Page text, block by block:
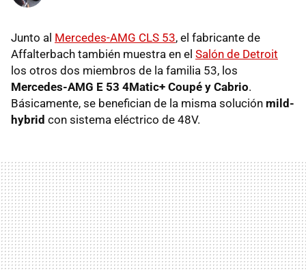
Junto al Mercedes-AMG CLS 53, el fabricante de
Affalterbach también muestra en el Salón de Detroit
los otros dos miembros de la familia 53, los
Mercedes-AMG E 53 4Matic+ Coupé y Cabrio.
Básicamente, se benefician de la misma solución mild-
hybrid con sistema eléctrico de 48V.